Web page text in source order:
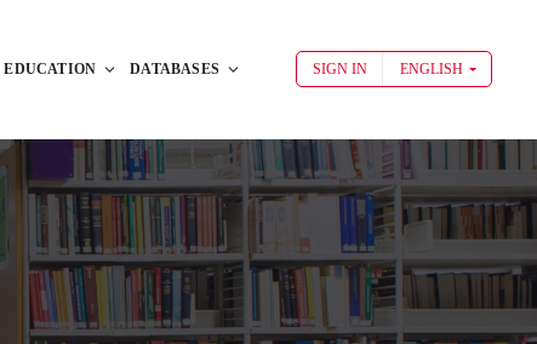
EDUCATION DATABASES SIGN IN ENGLISH